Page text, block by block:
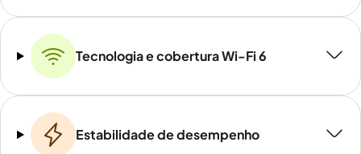
Tecnologia e cobertura Wi-Fi 6
Estabilidade de desempenho